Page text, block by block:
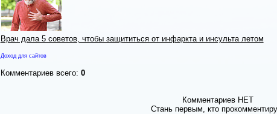
Врач дала 5 советов, чтобы защититься от инфаркта и инсульта летом
Доход для сайтов
Комментариев всего: 0
Комментариев НЕТ
Стань первым, кто